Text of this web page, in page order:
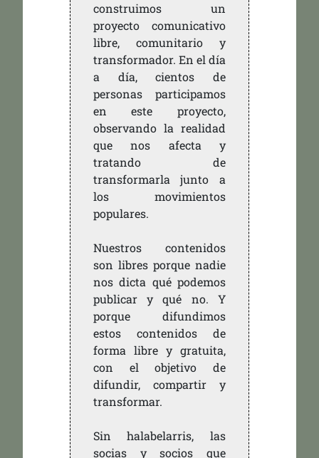
construimos un
proyecto comunicativo
libre, comunitario y
transformador. En el día
a día, cientos de
personas participamos
en este proyecto,
observando la realidad
que nos afecta y
tratando de
transformarla junto a
los movimientos
populares.
Nuestros contenidos
son libres porque nadie
nos dicta qué podemos
publicar y qué no. Y
porque difundimos
estos contenidos de
forma libre y gratuita,
con el objetivo de
difundir, compartir y
transformar.
Sin halabelarris, las
socias y socios que